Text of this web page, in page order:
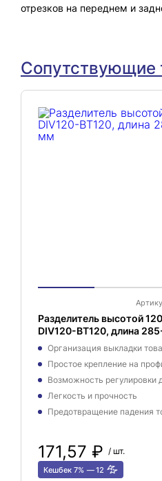
отрезков на переднем и
Сопутствующие
Разделитель высотой
DIV120-BT120, длина
Организация выкладки
Простое крепление на
Возможность регулировки
Легкость и прочность
Предотвращение падения
171,57 ₽ / шт.
Кешбек 7% 12